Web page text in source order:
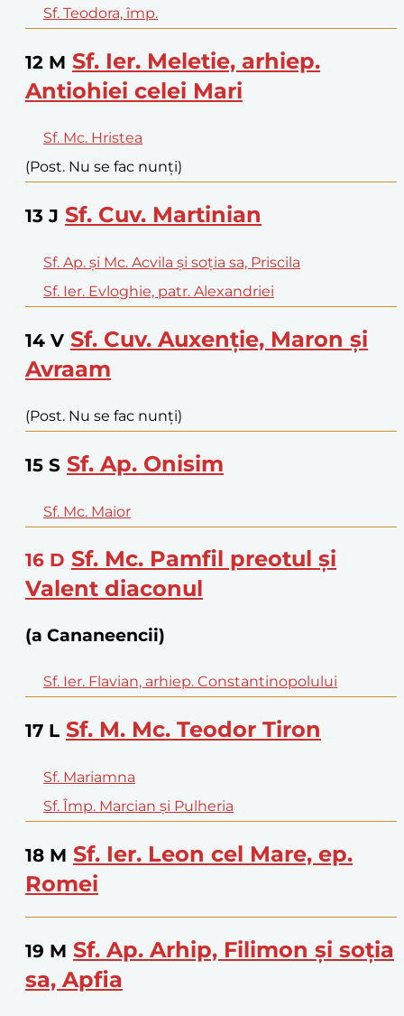
Sf. Teodora, împ.
12 M Sf. Ier. Meletie, arhiep.
Antiohiei celei Mari
Sf. Mc. Hristea
(Post. Nu se fac nunți)
13 J Sf. Cuv. Martinian
Sf. Ap. și Mc. Acvila și soția sa, Priscila
Sf. Ier. Evloghie, patr. Alexandriei
14 V Sf. Cuv. Auxenție, Maron și
Avraam
(Post. Nu se fac nunți)
15 S Sf. Ap. Onisim
Sf. Mc. Maior
16 D Sf. Mc. Pamfil preotul și
Valent diaconul
(a Cananeencii)
Sf. Ier. Flavian, arhiep. Constantinopolului
17 L Sf. M. Mc. Teodor Tiron
Sf. Mariamna
Sf. Împ. Marcian și Pulheria
18 M Sf. Ier. Leon cel Mare, ep.
Romei
19 M Sf. Ap. Arhip, Filimon și soția
sa, Apfia